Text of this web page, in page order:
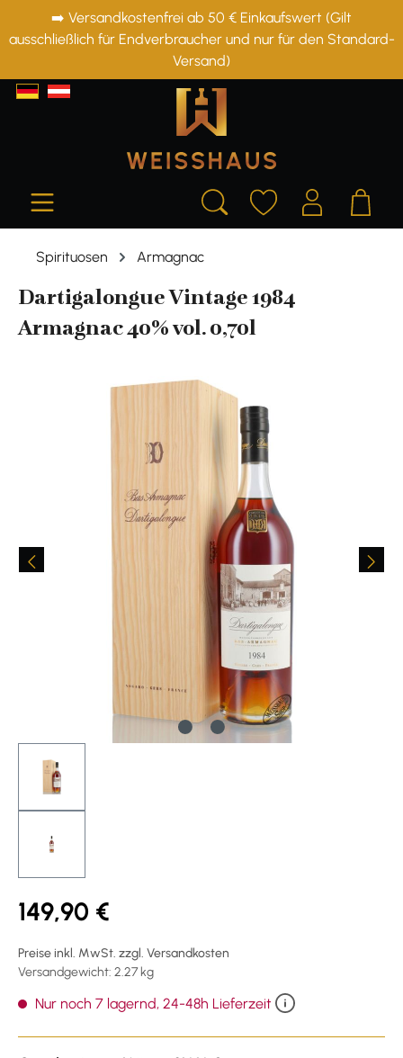
springen
➡️ Versandkostenfrei ab 50 € Einkaufswert (Gilt
ausschließlich für Endverbraucher und nur für den Standard-
Versand)
Spirituosen Armagnac
Dartigalongue Vintage 1984
Armagnac 40% vol. 0,70l
Bildergalerie überspringen
149,90 €
Preise inkl. MwSt. zzgl. Versandkosten
Versandgewicht: 2.27 kg
Nur noch 7 lagernd, 24-48h Lieferzeit